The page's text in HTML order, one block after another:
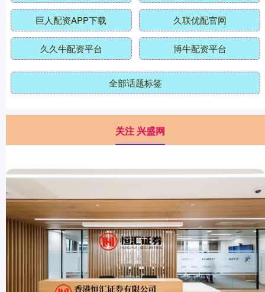
巨人配资APP下载 久联优配官网
久久牛配资平台 博牛配资平台
全部话题标签
关注 兴盛网